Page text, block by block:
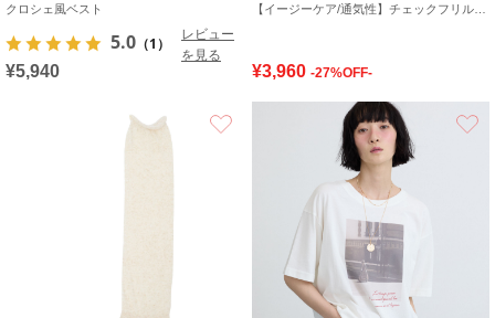
クロシェ風ベスト
5.0 （1）
レビュー
を見る
¥5,940
¥3,960 -27%OFF-